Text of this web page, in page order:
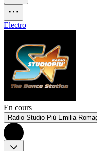
Electro
En cours
Radio Studio Più Emilia